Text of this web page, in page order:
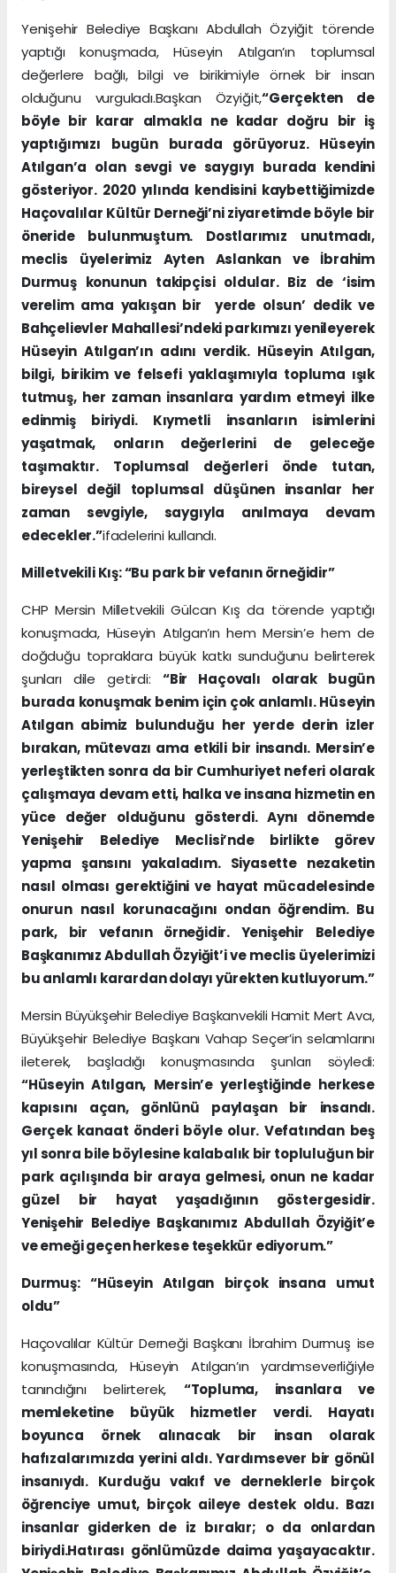
Yenişehir Belediye Başkanı Abdullah Özyiğit törende
yaptığı konuşmada, Hüseyin Atılgan’ın toplumsal
değerlere bağlı, bilgi ve birikimiyle örnek bir insan
olduğunu vurguladı.Başkan Özyiğit,“Gerçekten de
böyle bir karar almakla ne kadar doğru bir iş
yaptığımızı bugün burada görüyoruz. Hüseyin
Atılgan’a olan sevgi ve saygıyı burada kendini
gösteriyor. 2020 yılında kendisini kaybettiğimizde
Haçovalılar Kültür Derneği’ni ziyaretimde böyle bir
öneride bulunmuştum. Dostlarımız unutmadı,
meclis üyelerimiz Ayten Aslankan ve İbrahim
Durmuş konunun takipçisi oldular. Biz de ‘isim
verelim ama yakışan bir yerde olsun’ dedik ve
Bahçelievler Mahallesi’ndeki parkımızı yenileyerek
Hüseyin Atılgan’ın adını verdik. Hüseyin Atılgan,
bilgi, birikim ve felsefi yaklaşımıyla topluma ışık
tutmuş, her zaman insanlara yardım etmeyi ilke
edinmiş biriydi. Kıymetli insanların isimlerini
yaşatmak, onların değerlerini de geleceğe
taşımaktır. Toplumsal değerleri önde tutan,
bireysel değil toplumsal düşünen insanlar her
zaman sevgiyle, saygıyla anılmaya devam
edecekler.”ifadelerini kullandı.
Milletvekili Kış: “Bu park bir vefanın örneğidir”
CHP Mersin Milletvekili Gülcan Kış da törende yaptığı
konuşmada, Hüseyin Atılgan’ın hem Mersin’e hem de
doğduğu topraklara büyük katkı sunduğunu belirterek
şunları dile getirdi: “Bir Haçovalı olarak bugün
burada konuşmak benim için çok anlamlı. Hüseyin
Atılgan abimiz bulunduğu her yerde derin izler
bırakan, mütevazı ama etkili bir insandı. Mersin’e
yerleştikten sonra da bir Cumhuriyet neferi olarak
çalışmaya devam etti, halka ve insana hizmetin en
yüce değer olduğunu gösterdi. Aynı dönemde
Yenişehir Belediye Meclisi’nde birlikte görev
yapma şansını yakaladım. Siyasette nezaketin
nasıl olması gerektiğini ve hayat mücadelesinde
onurun nasıl korunacağını ondan öğrendim. Bu
park, bir vefanın örneğidir. Yenişehir Belediye
Başkanımız Abdullah Özyiğit’i ve meclis üyelerimizi
bu anlamlı karardan dolayı yürekten kutluyorum.”
Mersin Büyükşehir Belediye Başkanvekili Hamit Mert Avcı,
Büyükşehir Belediye Başkanı Vahap Seçer’in selamlarını
ileterek, başladığı konuşmasında şunları söyledi:
“Hüseyin Atılgan, Mersin’e yerleştiğinde herkese
kapısını açan, gönlünü paylaşan bir insandı.
Gerçek kanaat önderi böyle olur. Vefatından beş
yıl sonra bile böylesine kalabalık bir topluluğun bir
park açılışında bir araya gelmesi, onun ne kadar
güzel bir hayat yaşadığının göstergesidir.
Yenişehir Belediye Başkanımız Abdullah Özyiğit’e
ve emeği geçen herkese teşekkür ediyorum.”
Durmuş: “Hüseyin Atılgan birçok insana umut
oldu”
Haçovalılar Kültür Derneği Başkanı İbrahim Durmuş ise
konuşmasında, Hüseyin Atılgan’ın yardımseverliğiyle
tanındığını belirterek, “Topluma, insanlara ve
memleketine büyük hizmetler verdi. Hayatı
boyunca örnek alınacak bir insan olarak
hafızalarımızda yerini aldı. Yardımsever bir gönül
insanıydı. Kurduğu vakıf ve derneklerle birçok
öğrenciye umut, birçok aileye destek oldu. Bazı
insanlar giderken de iz bırakır; o da onlardan
biriydi.Hatırası gönlümüzde daima yaşayacaktır.